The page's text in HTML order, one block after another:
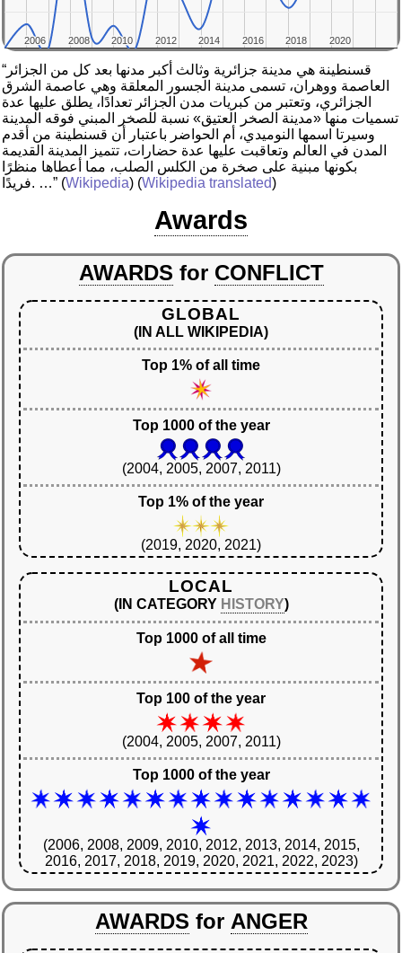
2006
2006 2008
2008 2010
2010 2012
2012 2014
2014 2016
2016 2018
2018 2020
2020
“قسنطينة هي مدينة جزائرية وثالث أكبر مدنها بعد كل من الجزائر
العاصمة ووهران، تسمى مدينة الجسور المعلقة وهي عاصمة الشرق
الجزائري، وتعتبر من كبريات مدن الجزائر تعدادًا، يطلق عليها عدة
تسميات منها «مدينة الصخر العتيق» نسبة للصخر المبني فوقه المدينة
وسيرتا اسمها النوميدي، أم الحواضر باعتبار أن قسنطينة من أقدم
المدن في العالم وتعاقبت عليها عدة حضارات، تتميز المدينة القديمة
بكونها مبنية على صخرة من الكلس الصلب، مما أعطاها منظرًا
فريدًا. …” (Wikipedia) (Wikipedia translated)
Awards
AWARDS for CONFLICT
GLOBAL
(IN ALL WIKIPEDIA)
Top 1% of all time
Top 1000 of the year
(2004, 2005, 2007, 2011)
Top 1% of the year
(2019, 2020, 2021)
LOCAL
(IN CATEGORY HISTORY)
Top 1000 of all time
Top 100 of the year
(2004, 2005, 2007, 2011)
Top 1000 of the year
(2006, 2008, 2009, 2010, 2012, 2013, 2014, 2015,
2016, 2017, 2018, 2019, 2020, 2021, 2022, 2023)
AWARDS for ANGER